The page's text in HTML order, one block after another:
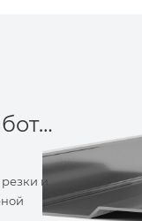
Металлообработка
и